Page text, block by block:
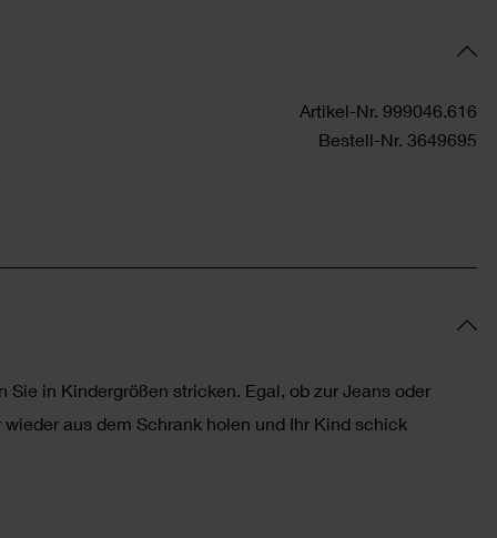
Artikel-Nr. 999046.616
Bestell-Nr. 3649695
Sie in Kindergrößen stricken. Egal, ob zur Jeans oder
aus dem Schrank holen und Ihr Kind schick